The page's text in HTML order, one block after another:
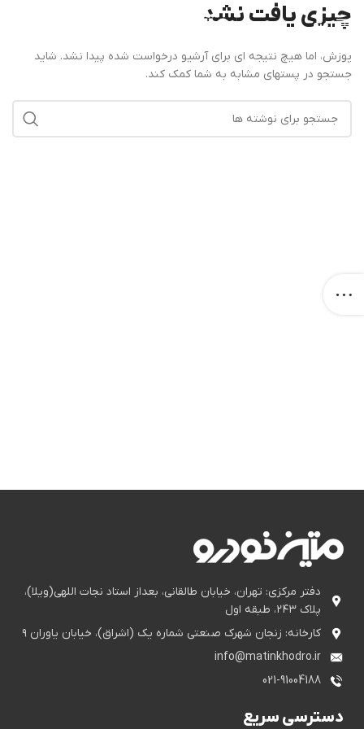
منو
چیزی یافت نشد
پوزش، اما هیچ نتیجه ای برای آرشیو درخواست شده پیدا نشد. شاید
جستجو در پستهای مشابه به شما کمک کند.
دفتر مرکزی: تهران، خیابان طالقانی، بعداز استاد نجات اللهی(ویلا)،
پلاک ۲۴۳، طبقه اول
کارخانه: زنجان شهرک صنعتی شماره یک (اشراق)، خیابان یاوران ۹
info@matinkhodro.ir
021-91004188
دسترسی سریع